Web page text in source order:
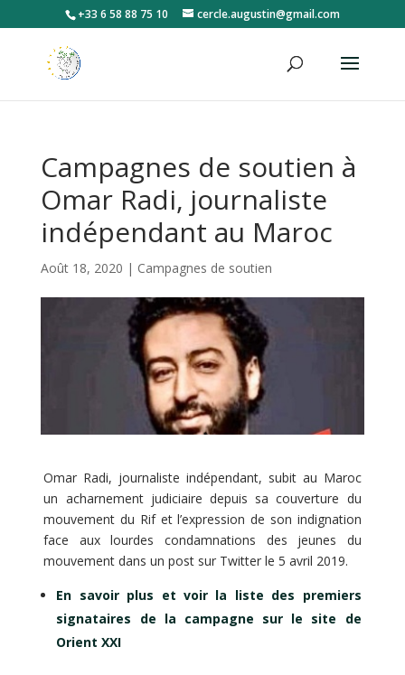
+33 6 58 88 75 10 cercle.augustin@gmail.com
Campagnes de soutien à
Omar Radi, journaliste
indépendant au Maroc
Août 18, 2020 | Campagnes de soutien
Omar Radi, journaliste indépendant, subit au Maroc
un acharnement judiciaire depuis sa couverture du
mouvement du Rif et l’expression de son indignation
face aux lourdes condamnations des jeunes du
mouvement dans un post sur Twitter le 5 avril 2019.
En savoir plus et voir la liste des premiers
signataires de la campagne sur le site de
Orient XXI